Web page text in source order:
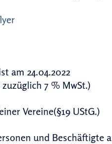
am 24.04.2022
7 % MwSt.)
kleiner Vereine(§19
und Beschäftigte